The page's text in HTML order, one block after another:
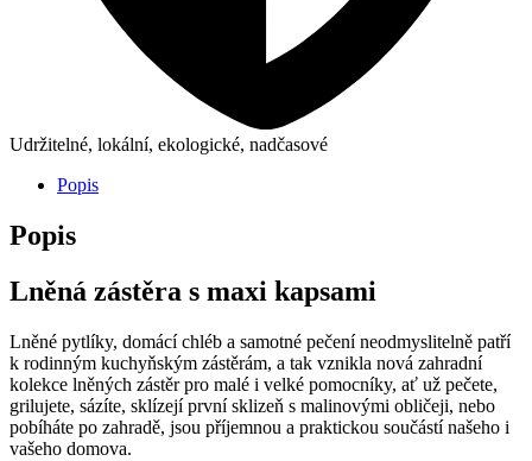
Udržitelné, lokální, ekologické, nadčasové
Popis
Popis
Lněná zástěra s maxi kapsami
Lněné pytlíky, domácí chléb a samotné pečení neodmyslitelně patří
k rodinným kuchyňským zástěrám, a tak vznikla nová zahradní
kolekce lněných zástěr pro malé i velké pomocníky, ať už pečete,
grilujete, sázíte, sklízejí první sklizeň s malinovými obličeji, nebo
pobíháte po zahradě, jsou příjemnou a praktickou součástí našeho i
vašeho domova.